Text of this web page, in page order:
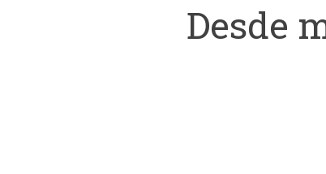
Desde